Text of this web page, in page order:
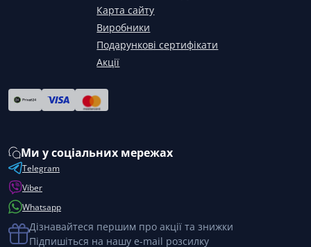
Карта сайту
Виробники
Подарункові сертифікати
Акції
Ми у соціальних мережах
Telegram
Viber
Whatsapp
Дізнавайтеся першим про акції та знижки
Підпишіться на нашу e-mail розсилку